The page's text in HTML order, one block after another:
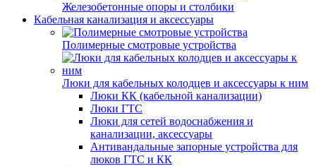
Железобетонные опоры и столбики
Кабельная канализация и аксессуары
Полимерные смотровые устройства
Люки для кабельных колодцев и аксессуары к ним
Люки КК (кабельной канализации)
Люки ГТС
Люки для сетей водоснабжения и
канализации, аксессуары
Антивандальные запорные устройства для
люков ГТС и КК